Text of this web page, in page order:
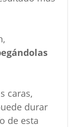
caras,
durar
de esta